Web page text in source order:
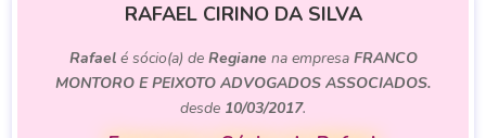
RAFAEL CIRINO DA SILVA
Rafaelé sócio(a) de Regiane na empresa FRANCO
MONTORO E PEIXOTO ADVOGADOS ASSOCIADOS.
desde 10/03/2017.